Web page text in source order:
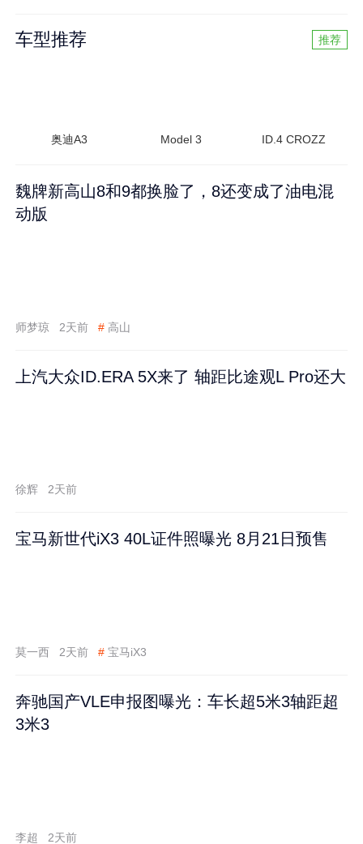
车型推荐 推荐
奥迪A3 Model 3 ID.4 CROZZ
魏牌新高山8和9都换脸了，8还变成了油电混
动版
师梦琼 2天前 # 高山
上汽大众ID.ERA 5X来了 轴距比途观L Pro还大
徐辉 2天前
宝马新世代iX3 40L证件照曝光 8月21日预售
莫一西 2天前 # 宝马iX3
奔驰国产VLE申报图曝光：车长超5米3轴距超
3米3
李超 2天前